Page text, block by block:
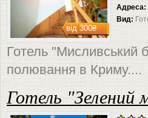
від300₴
Адреса:
Вид:
Готель "Мисливський
полювання в Криму....
Готель "Зелений